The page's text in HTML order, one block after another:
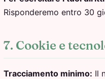
Risponderemo entro 30
7. Cookie e
Tracciamento minimo: Il